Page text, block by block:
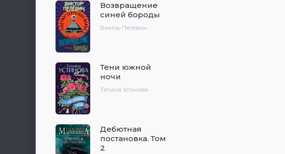
Возвращение
синей бороды
Виктор Пелевин
Тени южной
ночи
Татьяна Устинова
Дебютная
постановка. Том
2